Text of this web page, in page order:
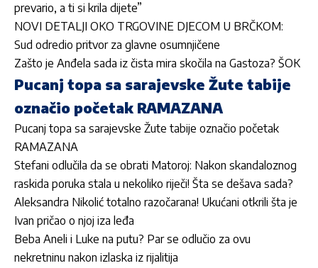
prevario, a ti si krila dijete”
NOVI DETALJI OKO TRGOVINE DJECOM U BRČKOM:
Sud odredio pritvor za glavne osumnjičene
Zašto je Anđela sada iz čista mira skočila na Gastoza? ŠOK
Pucanj topa sa sarajevske Žute tabije
označio početak RAMAZANA
Pucanj topa sa sarajevske Žute tabije označio početak
RAMAZANA
Stefani odlučila da se obrati Matoroj: Nakon skandaloznog
raskida poruka stala u nekoliko riječi! Šta se dešava sada?
Aleksandra Nikolić totalno razočarana! Ukućani otkrili šta je
Ivan pričao o njoj iza leđa
Beba Aneli i Luke na putu? Par se odlučio za ovu
nekretninu nakon izlaska iz rijalitija